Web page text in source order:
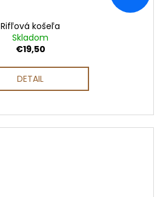
Rifľová košeľa
Skladom
€19,50
DETAIL